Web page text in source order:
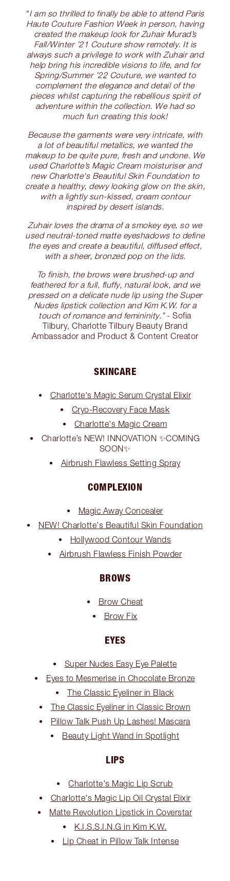
“I am so thrilled to finally be able to attend Paris
Haute Couture Fashion Week in person, having
created the makeup look for Zuhair Murad’s
Fall/Winter ’21 Couture show remotely. It is
always such a privilege to work with Zuhair and
help bring his incredible visions to life, and for
Spring/Summer ’22 Couture, we wanted to
complement the elegance and detail of the
pieces whilst capturing the rebellious spirit of
adventure within the collection. We had so
much fun creating this look!
Because the garments were very intricate, with
a lot of beautiful metallics, we wanted the
makeup to be quite pure, fresh and undone. We
used Charlotte’s Magic Cream moisturiser and
new Charlotte's Beautiful Skin Foundation to
create a healthy, dewy looking glow on the skin,
with a lightly sun-kissed, cream contour
inspired by desert islands.
Zuhair loves the drama of a smokey eye, so we
used neutral-toned matte eyeshadows to define
the eyes and create a beautiful, diffused effect,
with a sheer, bronzed pop on the lids.
To finish, the brows were brushed-up and
feathered for a full, fluffy, natural look, and we
pressed on a delicate nude lip using the Super
Nudes lipstick collection and Kim K.W. for a
touch of romance and femininity.”- Sofia
Tilbury, Charlotte Tilbury Beauty Brand
Ambassador and Product & Content Creator
SKINCARE
Charlotte's Magic Serum Crystal Elixir
Cryo-Recovery Face Mask
Charlotte's Magic Cream
Charlotte’s NEW! INNOVATION ✨COMING
SOON✨
Airbrush Flawless Setting Spray
COMPLEXION
Magic Away Concealer
NEW! Charlotte's Beautiful Skin Foundation
Hollywood Contour Wands
Airbrush Flawless Finish Powder
BROWS
Brow Cheat
Brow Fix
EYES
Super Nudes Easy Eye Palette
Eyes to Mesmerise in Chocolate Bronze
The Classic Eyeliner in Black
The Classic Eyeliner in Classic Brown
Pillow Talk Push Up Lashes! Mascara
Beauty Light Wand in Spotlight
LIPS
Charlotte's Magic Lip Scrub
Charlotte's Magic Lip Oil Crystal Elixir
Matte Revolution Lipstick in Coverstar
K.I.S.S.I.N.G in Kim K.W.
Lip Cheat in Pillow Talk Intense